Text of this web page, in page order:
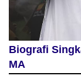
Biografi
MA